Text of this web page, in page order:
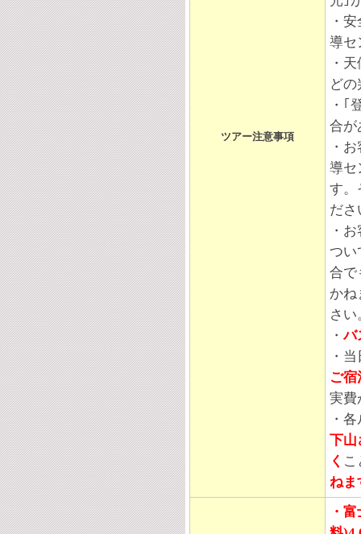
ツアー注意事項
・
導セ
・
ど
・｢
合が
・
導セ
す。
ださ
・
つい
合で
かね
さい
・バ
・
ご
実費
・
下山
く こ
ねま
・